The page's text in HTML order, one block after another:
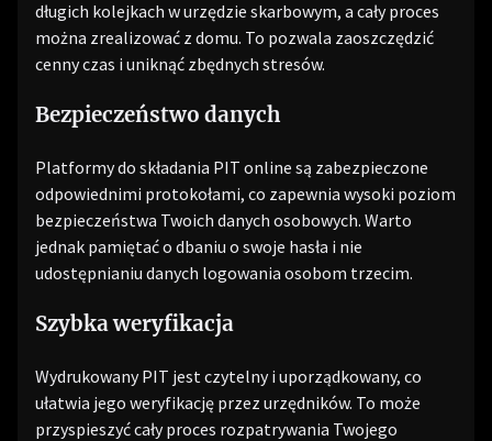
długich kolejkach w urzędzie skarbowym, a cały proces
można zrealizować z domu. To pozwala zaoszczędzić
cenny czas i uniknąć zbędnych stresów.
Bezpieczeństwo danych
Platformy do składania PIT online są zabezpieczone
odpowiednimi protokołami, co zapewnia wysoki poziom
bezpieczeństwa Twoich danych osobowych. Warto
jednak pamiętać o dbaniu o swoje hasła i nie
udostępnianiu danych logowania osobom trzecim.
Szybka weryfikacja
Wydrukowany PIT jest czytelny i uporządkowany, co
ułatwia jego weryfikację przez urzędników. To może
przyspieszyć cały proces rozpatrywania Twojego